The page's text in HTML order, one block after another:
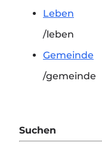
Leben
/leben
Gemeinde
/gemeinde
Suchen